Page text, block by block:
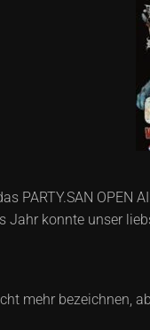
PARTY.SAN
konnte unser
mehr bezeichnen,